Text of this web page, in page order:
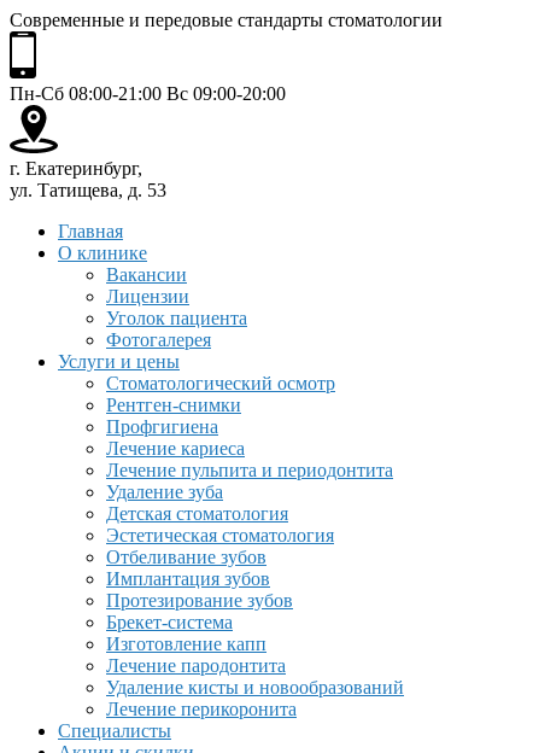
Современные и передовые стандарты стоматологии
Пн-Сб 08:00-21:00 Вс 09:00-20:00
г. Екатеринбург,
ул. Татищева, д. 53
Главная
О клинике
Вакансии
Лицензии
Уголок пациента
Фотогалерея
Услуги и цены
Стоматологический осмотр
Рентген-снимки
Профгигиена
Лечение кариеса
Лечение пульпита и периодонтита
Удаление зуба
Детская стоматология
Эстетическая стоматология
Отбеливание зубов
Имплантация зубов
Протезирование зубов
Брекет-система
Изготовление капп
Лечение пародонтита
Удаление кисты и новообразований
Лечение перикоронита
Специалисты